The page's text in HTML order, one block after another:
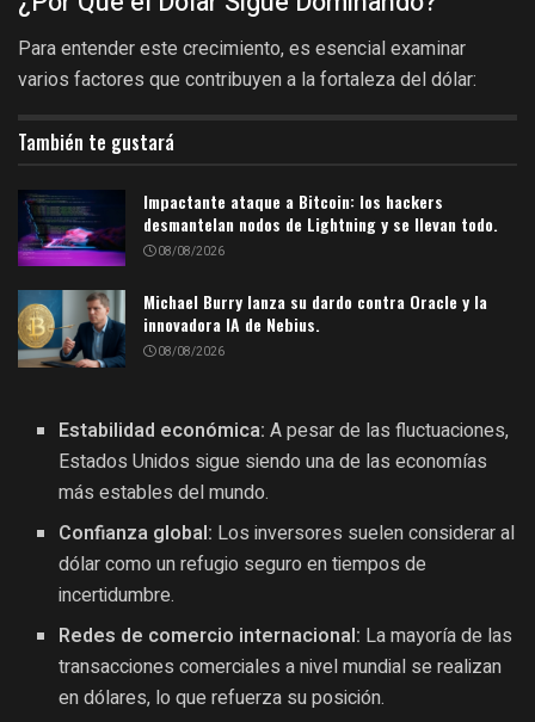
Para entender este crecimiento, es esencial examinar
varios factores que contribuyen a la fortaleza del dólar:
También te gustará
Impactante ataque a Bitcoin: los hackers
desmantelan nodos de Lightning y se llevan todo.
08/08/2026
Michael Burry lanza su dardo contra Oracle y la
innovadora IA de Nebius.
08/08/2026
Estabilidad económica: A pesar de las fluctuaciones,
Estados Unidos sigue siendo una de las economías
más estables del mundo.
Confianza global: Los inversores suelen considerar al
dólar como un refugio seguro en tiempos de
incertidumbre.
Redes de comercio internacional: La mayoría de las
transacciones comerciales a nivel mundial se realizan
en dólares, lo que refuerza su posición.